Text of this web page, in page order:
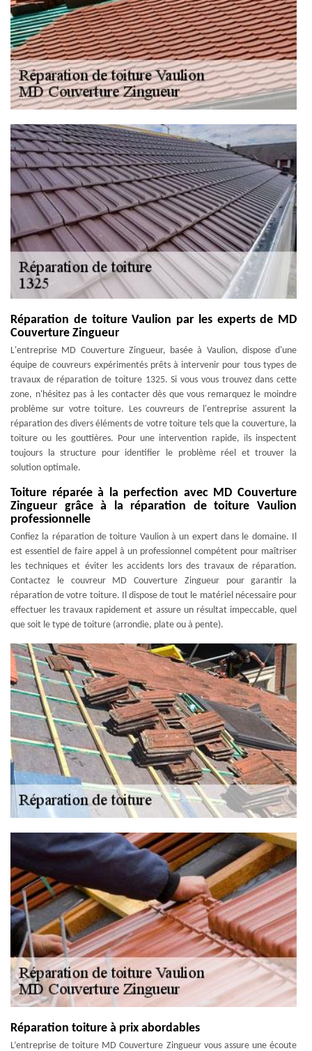
Réparation de toiture Vaulion par les experts de MD
Couverture Zingueur
L'entreprise MD Couverture Zingueur, basée à Vaulion, dispose d'une
équipe de couvreurs expérimentés prêts à intervenir pour tous types de
travaux de réparation de toiture 1325. Si vous vous trouvez dans cette
zone, n'hésitez pas à les contacter dès que vous remarquez le moindre
problème sur votre toiture. Les couvreurs de l'entreprise assurent la
réparation des divers éléments de votre toiture tels que la couverture, la
toiture ou les gouttières. Pour une intervention rapide, ils inspectent
toujours la structure pour identifier le problème réel et trouver la
solution optimale.
Toiture réparée à la perfection avec MD Couverture
Zingueur grâce à la réparation de toiture Vaulion
professionnelle
Confiez la réparation de toiture Vaulion à un expert dans le domaine. Il
est essentiel de faire appel à un professionnel compétent pour maîtriser
les techniques et éviter les accidents lors des travaux de réparation.
Contactez le couvreur MD Couverture Zingueur pour garantir la
réparation de votre toiture. Il dispose de tout le matériel nécessaire pour
effectuer les travaux rapidement et assure un résultat impeccable, quel
que soit le type de toiture (arrondie, plate ou à pente).
Réparation toiture à prix abordables
L’entreprise de toiture MD Couverture Zingueur vous assure une écoute